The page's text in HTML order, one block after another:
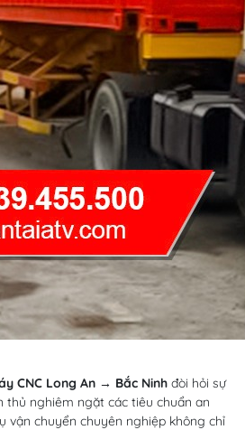
CNC Long An → Bắc Ninh đòi hỏi sự
thủ nghiêm ngặt các tiêu chuẩn an
vận chuyển chuyên nghiệp không chỉ